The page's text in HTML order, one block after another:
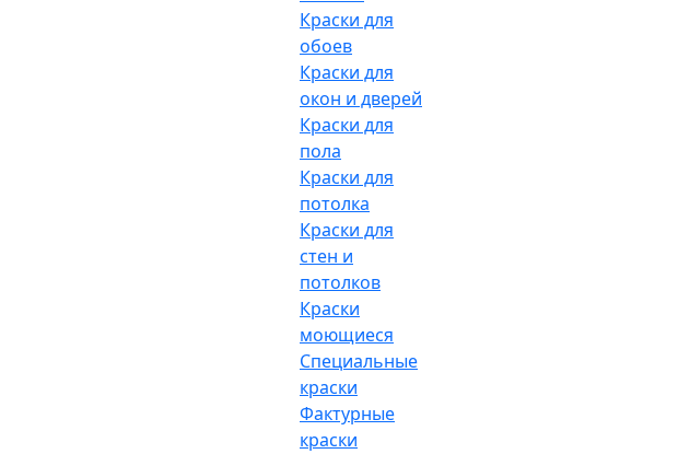
Краски для
обоев
Краски для
окон и дверей
Краски для
пола
Краски для
потолка
Краски для
стен и
потолков
Краски
моющиеся
Специальные
краски
Фактурные
краски